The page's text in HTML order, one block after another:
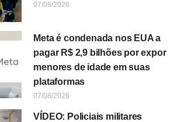
07/08/2026
Meta é condenada nos EUA a
pagar R$ 2,9 bilhões por expor
menores de idade em suas
plataformas
07/08/2026
VÍDEO: Policiais militares